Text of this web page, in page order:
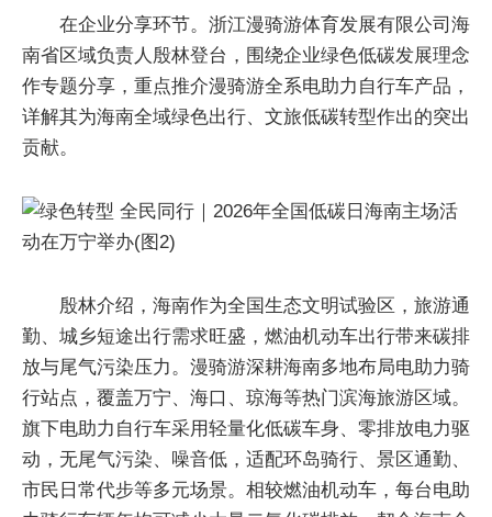
在企业分享环节。浙江漫骑游体育发展有限公司海
南省区域负责人殷林登台，围绕企业绿色低碳发展理念
作专题分享，重点推介漫骑游全系电助力自行车产品，
详解其为海南全域绿色出行、文旅低碳转型作出的突出
贡献。
殷林介绍，海南作为全国生态文明试验区，旅游通
勤、城乡短途出行需求旺盛，燃油机动车出行带来碳排
放与尾气污染压力。漫骑游深耕海南多地布局电助力骑
行站点，覆盖万宁、海口、琼海等热门滨海旅游区域。
旗下电助力自行车采用轻量化低碳车身、零排放电力驱
动，无尾气污染、噪音低，适配环岛骑行、景区通勤、
市民日常代步等多元场景。相较燃油机动车，每台电助